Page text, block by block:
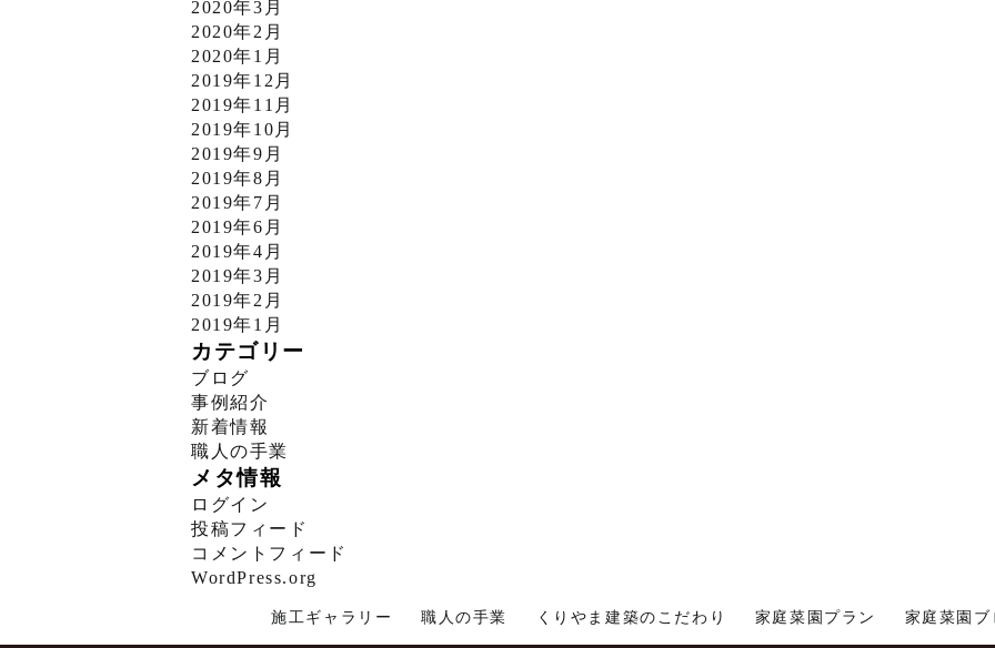
2020年3月
2020年2月
2020年1月
2019年12月
2019年11月
2019年10月
2019年9月
2019年8月
2019年7月
2019年6月
2019年4月
2019年3月
2019年2月
2019年1月
カテゴリー
ブログ
事例紹介
新着情報
職人の手業
メタ情報
ログイン
投稿フィード
コメントフィード
WordPress.org
施工ギャラリー 職人の手業 くりやま建築のこだわり 家庭菜園プラン 家庭菜園ブ